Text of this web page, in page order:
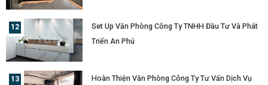
Set Up Văn Phòng Công Ty TNHH Đầu Tư Và Phát
Triển An Phú
Hoàn Thiện Văn Phòng Công Ty Tư Vấn Dịch Vụ